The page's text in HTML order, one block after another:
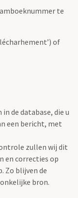
te
of
de database, die u
een bericht, met
zullen wij dit
en correcties op
Zo blijven de
bron.